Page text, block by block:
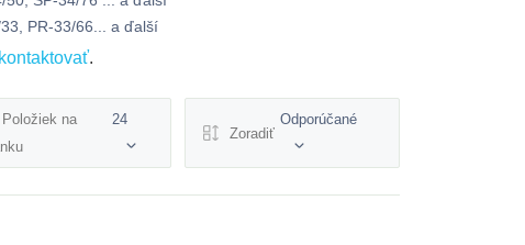
PR-33/66... a ďalší
kontaktovať.
Položiek na
24
Zoradiť
Odporúčané